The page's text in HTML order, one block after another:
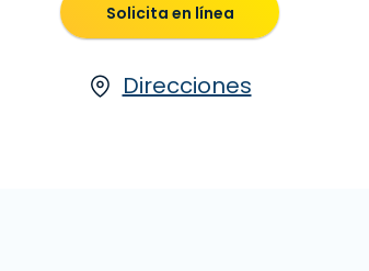
Solicita en línea
Direcciones